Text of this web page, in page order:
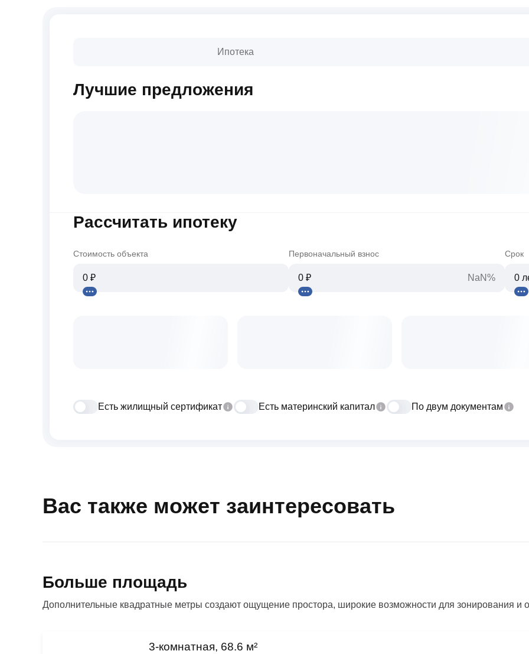
Ипотека
Лучшие предложения
Рассчитать ипотеку
Стоимость объекта Первоначальный взнос
NaN%
Срок
Есть жилищный сертификат Есть материнский капитал По двум документам
Вас также может заинтересовать
Больше площадь
Дополнительные квадратные метры создают ощущение простора, широкие возможности для зонирования и
3-комнатная, 68.6 м²